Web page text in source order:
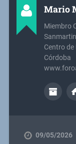
Mario
Miembro
Centro
Córdoba
09/05/2026